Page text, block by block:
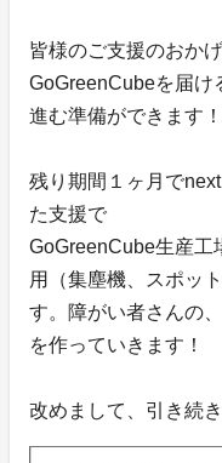
皆様のご支援のおか
GoGreenCubeを届け
進む準備ができます！
残り期間１ヶ月で
た支援で
GoGreenCube生産工
用（集塵機、スポッ
す。障がい者さんの
を作っていきます！
改めまして、引き続